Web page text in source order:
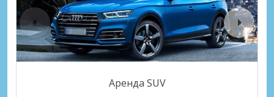
Аренда SUV